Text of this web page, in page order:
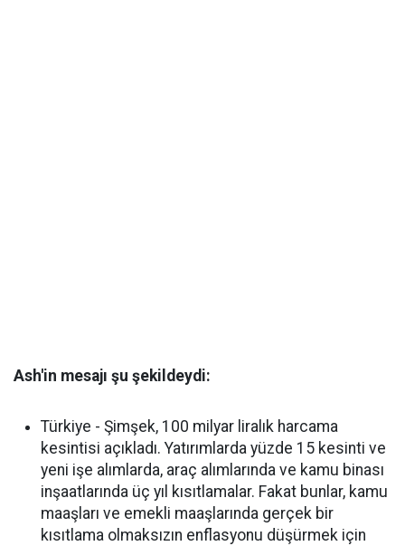
Ash'in mesajı şu şekildeydi:
Türkiye - Şimşek, 100 milyar liralık harcama
kesintisi açıkladı. Yatırımlarda yüzde 15 kesinti ve
yeni işe alımlarda, araç alımlarında ve kamu binası
inşaatlarında üç yıl kısıtlamalar. Fakat bunlar, kamu
maaşları ve emekli maaşlarında gerçek bir
kısıtlama olmaksızın enflasyonu düşürmek için